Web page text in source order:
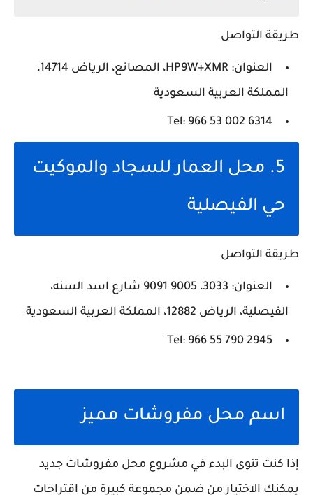
طريقة التواصل
العنوان: HP9W+XMR، المصانع، الرياض 14714،
المملكة العربية السعودية
Tel: ‪966 53 002 6314‬‏
5. محل العمار للسجاد والموكيت
حي الفيصلية
طريقة التواصل
العنوان: 3033، 9005 9091 شارع اسد السنه،
الفيصلية، الرياض 12882، المملكة العربية السعودية
Tel: ‪966 55 790 2945‬‏
اسم محل مفروشات مميز
إذا كنت تنوى البدء في مشروع محل مفروشات جديد
يمكنك الاختيار من ضمن مجموعة كبيرة من اقتراحات